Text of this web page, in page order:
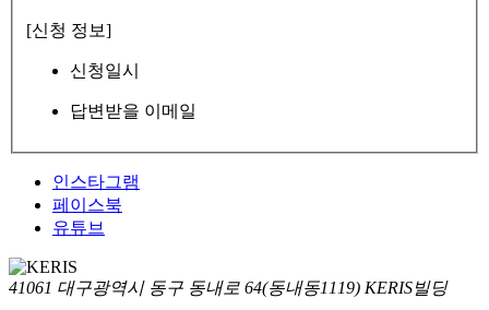
[신청 정보]
신청일시
답변받을 이메일
인스타그램
페이스북
유튜브
41061 대구광역시 동구 동내로 64(동내동1119) KERIS빌딩